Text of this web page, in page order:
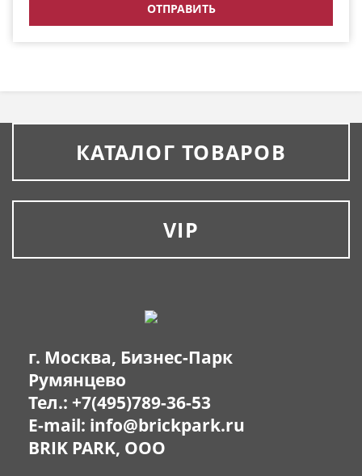
КАТАЛОГ ТОВАРОВ
VIP
г. Москва, Бизнес-Парк
Румянцево
Тел.: +7(495)789-36-53
E-mail: info@brickpark.ru
BRIK PARK, OOO